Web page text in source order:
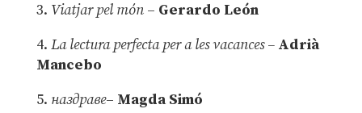
3. Viatjar pel món – Gerardo León
4. La lectura perfecta per a les vacances –Adrià
Mancebo
5. наздраве– Magda Simó